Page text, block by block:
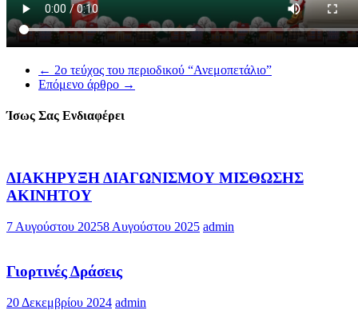
← 2ο τεύχος του περιοδικού “Ανεμοπετάλιο”
Επόμενο άρθρο →
Ίσως Σας Ενδιαφέρει
ΔΙΑΚΗΡΥΞΗ ΔΙΑΓΩΝΙΣΜΟΥ ΜΙΣΘΩΣΗΣ
ΑΚΙΝΗΤΟΥ
7 Αυγούστου 20258 Αυγούστου 2025 admin
Γιορτινές Δράσεις
20 Δεκεμβρίου 2024 admin